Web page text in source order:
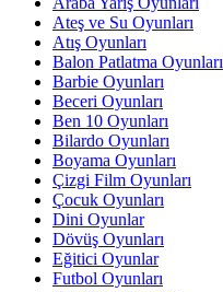
Ateş ve Su Oyunları
Atış Oyunları
Balon Patlatma Oyunları
Barbie Oyunları
Beceri Oyunları
Ben 10 Oyunları
Bilardo Oyunları
Boyama Oyunları
Çizgi Film Oyunları
Çocuk Oyunları
Dini Oyunlar
Dövüş Oyunları
Eğitici Oyunlar
Futbol Oyunları